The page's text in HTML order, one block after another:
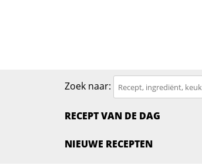
Zoek naar:
RECEPT VAN DE DAG
NIEUWE RECEPTEN